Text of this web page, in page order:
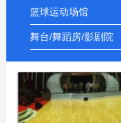
篮球运动场馆
舞台/舞蹈房/影剧院